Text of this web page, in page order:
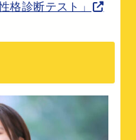
格診断テスト」